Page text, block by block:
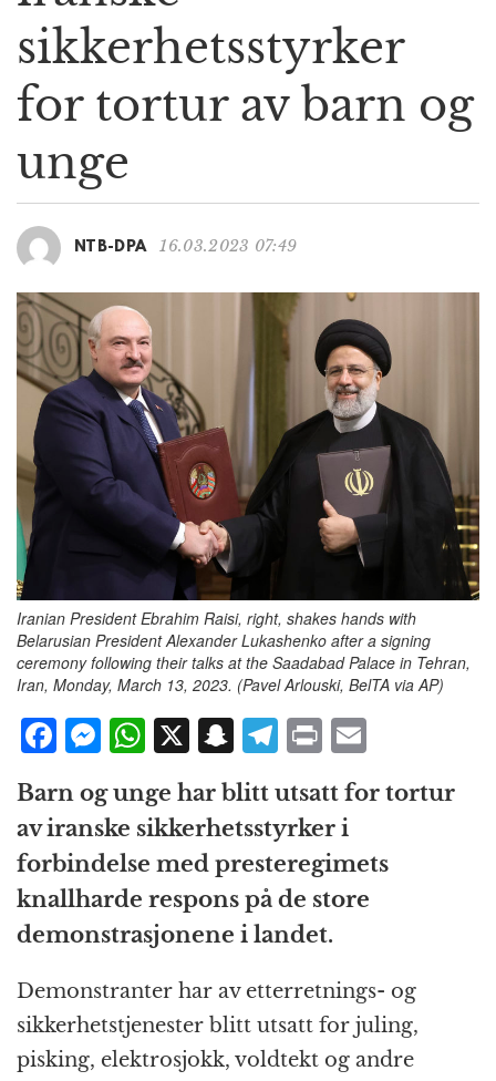
a
t
o
sikkerhetsstyrker
for tortur av barn og
unge
NTB-DPA 16.03.2023 07:49
Iranian President Ebrahim Raisi, right, shakes hands with
Belarusian President Alexander Lukashenko after a signing
ceremony following their talks at the Saadabad Palace in Tehran,
Iran, Monday, March 13, 2023. (Pavel Arlouski, BelTA via AP)
F
c
e
b
o
o
k
M
ss
e
n
g
e
r
W
at
s
A
p
p
X S
n
a
p
c
h
at
T
e
g
r
a
m
P
ri
n
t
ai
Barn og unge har blitt utsatt for tortur
av iranske sikkerhetsstyrker i
forbindelse med presteregimets
knallharde respons på de store
demonstrasjonene i landet.
Demonstranter har av etterretnings- og
sikkerhetstjenester blitt utsatt for juling,
pisking, elektrosjokk, voldtekt og andre